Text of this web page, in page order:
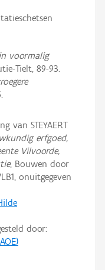
voormalig
Tielt, 89-93.
van STEYAERT
erfgoed,
Vilvoorde,
, Bouwen door
onuitgegeven
door: